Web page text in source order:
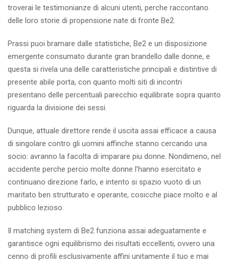
troverai le testimonianze di alcuni utenti, perche raccontano
delle loro storie di propensione nate di fronte Be2.
Prassi puoi bramare dalle statistiche, Be2 e un disposizione
emergente consumato durante gran brandello dalle donne, e
questa si rivela una delle caratteristiche principali e distintive di
presente abile porta, con quanto molti siti di incontri
presentano delle percentuali parecchio equilibrate sopra quanto
riguarda la divisione dei sessi.
Dunque, attuale direttore rende il uscita assai efficace a causa
di singolare contro gli uomini affinche stanno cercando una
socio: avranno la facolta di imparare piu donne. Nondimeno, nel
accidente perche percio molte donne l’hanno esercitato e
continuano direzione farlo, e intento si spazio vuoto di un
maritato ben strutturato e operante, cosicche piace molto e al
pubblico lezioso.
Il matching system di Be2 funziona assai adeguatamente e
garantisce ogni equilibrismo dei risultati eccellenti, ovvero una
cenno di profili esclusivamente affini unitamente il tuo e mai